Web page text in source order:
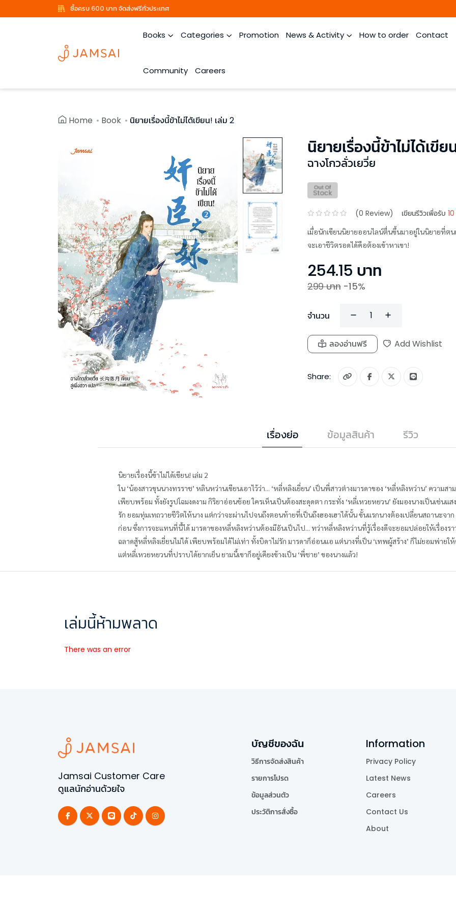
ซื้อครบ 600 บาท จัดส่งฟรีทั่วประเทศ
Books Categories Promotion News & Activity How to order Contact
Community Careers
Home Book นิยายเรื่องนี้ข้าไม่ได้เขียน! เล่ม 2
นิยายเรื่องนี้ข้าไม่ได้เขี
ฉางโกวลั่วเยวี่ย
(0 Review) เขียนรีวิวเพื่อรับ
เมื่อนักเขียนนิยายออนไลน์ตื่นขึ้นมาอยู่ในนิยายที่ตน
จะเอาชีวิตรอดได้คือต้องเข้าหาเขา!
254.15 บาท
299บาท -15%
จำนวน
ลองอ่านฟรี Add Wishlist
Share:
เรื่องย่อ ข้อมูลสินค้า รีวิว
นิยายเรื่องนี้ข้าไม่ได้เขียน! เล่ม 2
ใน ‘น้องสาวขุนนางทรราช’ หลินหว่านเขียนเอาไว้ว่า... ‘หลี่หลิงเยี่ยน’ เป็นพี่สาวต่างมารดาของ ‘หลี่หลิงหว่าน’ ความสา
เพียบพร้อม ทั้งยังรูปโฉมงดงาม กิริยาอ่อนช้อย ใครเห็นเป็นต้องสะดุดตา กระทั่ง ‘หลี่เหวยหยวน’ ยังมองนางเป็นเช่นแส
รัก ยอมทุ่มเทถวายชีวิตให้นาง แต่กว่าจะผ่านไปจนถึงตอนท้ายที่เป็นถึงฮองเฮาได้นั้น ขั้นแรกนางต้องเปลี่ยนสถานะจาก ‘
ก่อน ซึ่งการจะแทนที่นี้ได้ มารดาของหลี่หลิงหว่านต้องมีอันเป็นไป... ทว่าหลี่หลิงหว่านที่รู้เรื่องดีจะยอมปล่อยให้เรื่องร
ฉลาดสู้หลี่หลิงเยี่ยนไม่ได้ เพียบพร้อมได้ไม่เท่า ทั้งบิดาไม่รัก มารดาก็อ่อนแอ แต่นางที่เป็น ‘เทพผู้สร้าง’ ก็ไม่ยอมพ่าย
แต่หลี่เหวยหยวนที่ปราบได้ยากเย็น ยามนี้เขาก็อยู่เคียงข้างเป็น ‘พี่ชาย’ ของนางแล้ว!
เล่มนี้ห้ามพลาด
There was an error
Jamsai Customer Care
ดูแลนักอ่านด้วยใจ
บัญชีของฉัน
วิธีการจัดส่งสินค้า
รายการโปรด
ข้อมูลส่วนตัว
ประวัติการสั่งซื้อ
Information
Privacy Policy
Latest News
Careers
Contact Us
About